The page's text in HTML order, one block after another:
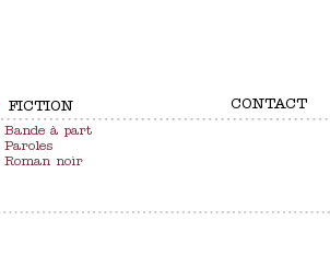
FICTION
Bande à part
Paroles
Roman noir
CONTACT